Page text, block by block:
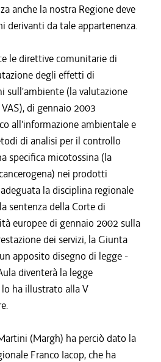
anche la nostra Regione deve
derivanti da tale appartenenza.
le direttive comunitarie di
degli effetti di
sull'ambiente (la valutazione
di gennaio 2003
all'informazione ambientale e
di analisi per il controllo
specifica micotossina (la
nei prodotti
la disciplina regionale
sentenza della Corte di
europee di gennaio 2002 sulla
dei servizi, la Giunta
apposito disegno di legge -
diventerà la legge
ha illustrato alla V
(Margh) ha perciò dato la
Franco Iacop, che ha